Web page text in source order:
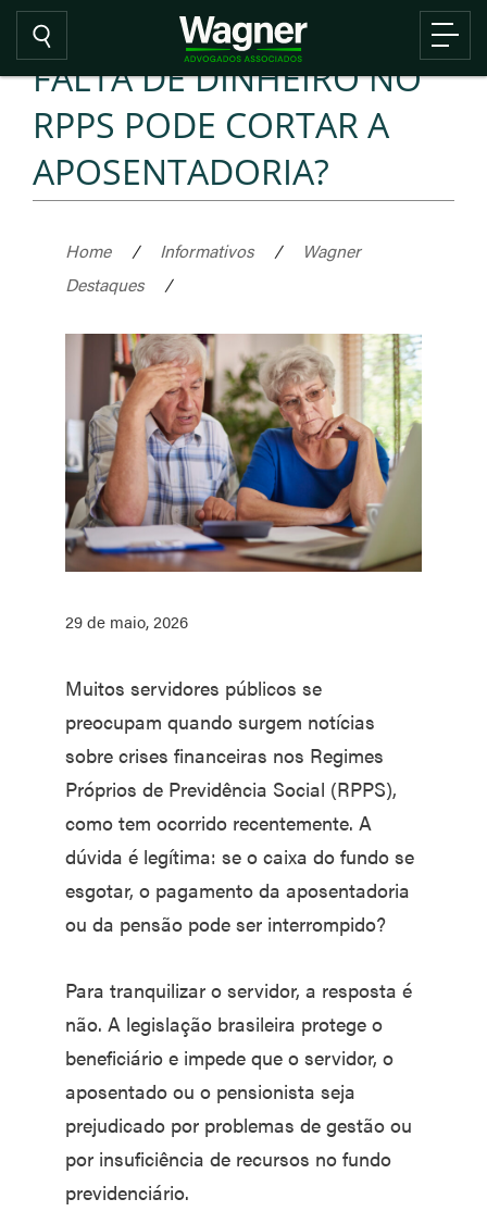
FALTA DE DINHEIRO NO
RPPS PODE CORTAR A
APOSENTADORIA?
Home / Informativos /
Wagner
Destaques
/
29 de maio, 2026
Muitos servidores públicos se
preocupam quando surgem notícias
sobre crises financeiras nos Regimes
Próprios de Previdência Social (RPPS),
como tem ocorrido recentemente. A
dúvida é legítima: se o caixa do fundo se
esgotar, o pagamento da aposentadoria
ou da pensão pode ser interrompido?
Para tranquilizar o servidor, a resposta é
não. A legislação brasileira protege o
beneficiário e impede que o servidor, o
aposentado ou o pensionista seja
prejudicado por problemas de gestão ou
por insuficiência de recursos no fundo
previdenciário.